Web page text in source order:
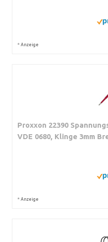
* Anzeige
Proxxon 22390
VDE 0680, Klinge 3mm
* Anzeige